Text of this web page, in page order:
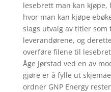
lesebrett man kan
hvor man kan kjøpe
slags utvalg av titler som
leverandørene, og
overføre filene til
Åge Jørstad ved en av
gjøre er å fylle ut
ordner GNP Energy